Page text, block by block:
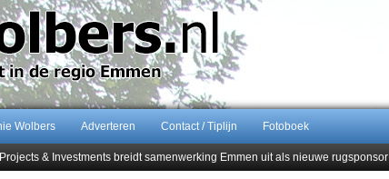
Wolbers Adverteren Contact / Tiplijn Fotoboek
& Investments breidt samenwerking Emmen uit als nieuwe rugsponsor